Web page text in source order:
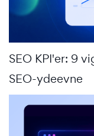
SEO KPI'er: 9
SEO-ydeevne